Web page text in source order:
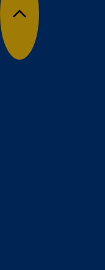
Nach oben